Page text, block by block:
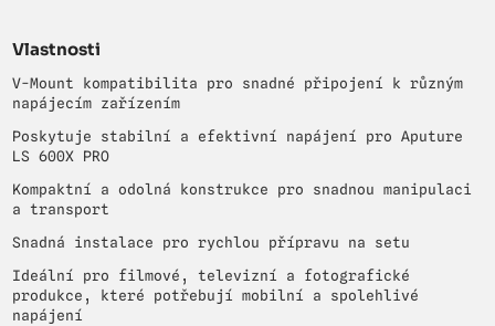
Vlastnosti
V-Mount kompatibilita pro snadné připojení k různým
napájecím zařízením
Poskytuje stabilní a efektivní napájení pro Aputure
LS 600X PRO
Kompaktní a odolná konstrukce pro snadnou manipulaci
a transport
Snadná instalace pro rychlou přípravu na setu
Ideální pro filmové, televizní a fotografické
produkce, které potřebují mobilní a spolehlivé
napájení